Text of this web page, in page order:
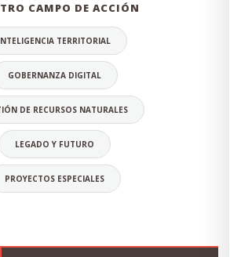
CAMPO DE ACCIÓN
TERRITORIAL
GOBERNANZA DIGITAL
DE RECURSOS NATURALES
LEGADO Y FUTURO
PROYECTOS ESPECIALES
CEO